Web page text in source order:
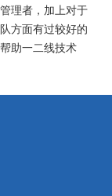
理者，加上对于
方面有过较好的
助一二线技术